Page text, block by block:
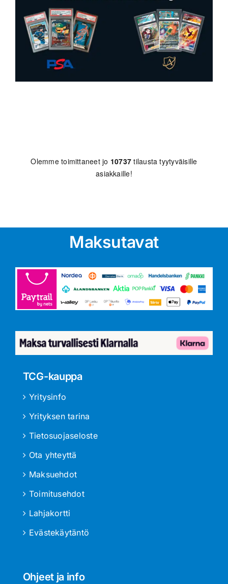
Olemme toimittaneet jo 10737 tilausta tyytyväisille
asiakkaille!
Maksutavat
TCG-kauppa
Yritysinfo
Yrityksen tarina
Tietosuojaseloste
Ota yhteyttä
Maksuehdot
Toimitusehdot
Lahjakortti
Evästekäytäntö
Ohjeet ja info